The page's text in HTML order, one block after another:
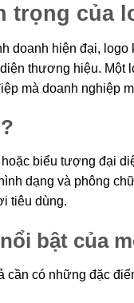
trọng của
doanh hiện đại,
thương hiệu. Một
mà doanh nghiệp
biểu tượng đại
dạng và phông
tiêu dùng.
bật của
cần có những đặc